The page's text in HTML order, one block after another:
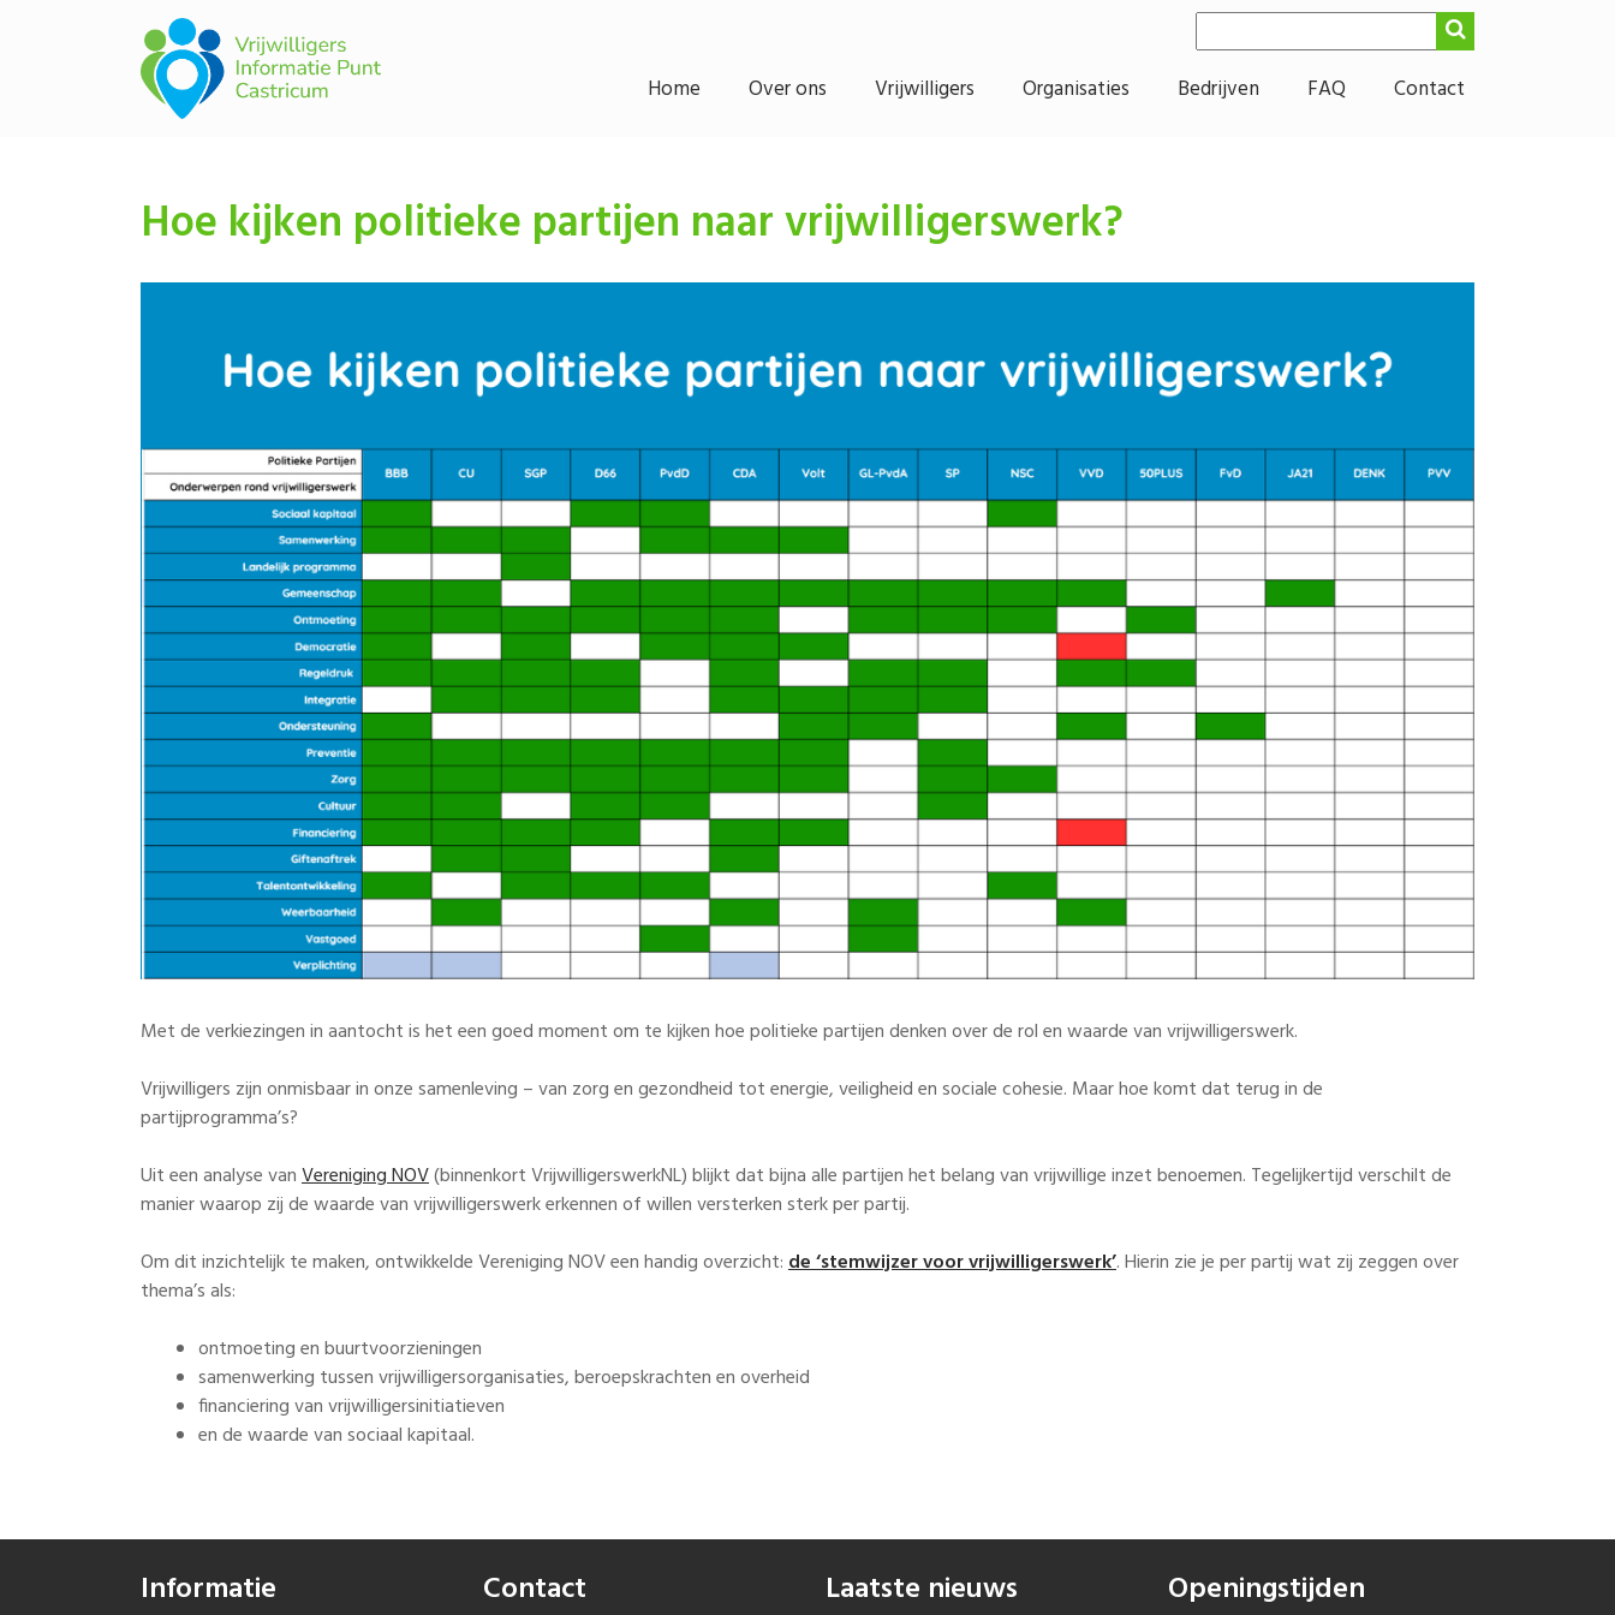
Home Over ons Vrijwilligers Organisaties Bedrijven FAQ Contact
Hoe kijken politieke partijen naar vrijwilligerswerk?
Met de verkiezingen in aantocht is het een goed moment om te kijken hoe politieke partijen denken over de rol en waarde van vrijwilligerswerk.
Vrijwilligers zijn onmisbaar in onze samenleving – van zorg en gezondheid tot energie, veiligheid en sociale cohesie. Maar hoe komt dat terug in de
partijprogramma’s?
Uit een analyse vanVereniging NOV(binnenkort VrijwilligerswerkNL) blijkt dat bijna alle partijen het belang van vrijwillige inzet benoemen. Tegelijkertijd verschilt de
manier waarop zij de waarde van vrijwilligerswerk erkennen of willen versterken sterk per partij.
Om dit inzichtelijk te maken, ontwikkelde Vereniging NOV een handig overzicht:de ‘stemwijzer voor vrijwilligerswerk’. Hierin zie je per partij wat zij zeggen over
thema’s als:
ontmoeting en buurtvoorzieningen
samenwerking tussen vrijwilligersorganisaties, beroepskrachten en overheid
financiering van vrijwilligersinitiatieven
en de waarde van sociaal kapitaal.
Informatie Contact Laatste nieuws Openingstijden